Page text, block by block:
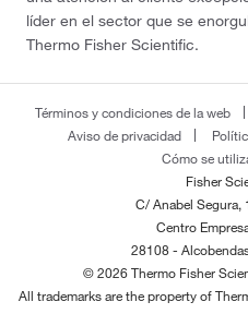
líder en el sector que se
Thermo Fisher Scientific.
Términos y condiciones de la web
Aviso de privacidad
Cómo se
Fisher
C/ Anabel Segura,
Centro
28108 -
© 2026 Thermo Fisher
All trademarks are the property of